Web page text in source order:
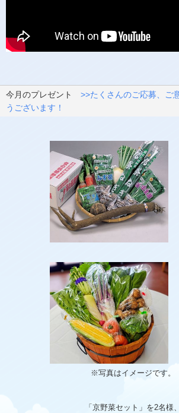
今月のプレゼント >>たくさんのご応募、ご
うございます！
※写真はイメージです。
「京野菜セット」を2名様、